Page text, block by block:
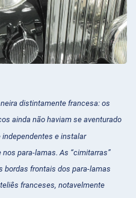
distintamente francesa: os
ainda não haviam se aventurado
e instalar
para-lamas. As “cimitarras”
bordas frontais dos para-lamas
franceses, notavelmente